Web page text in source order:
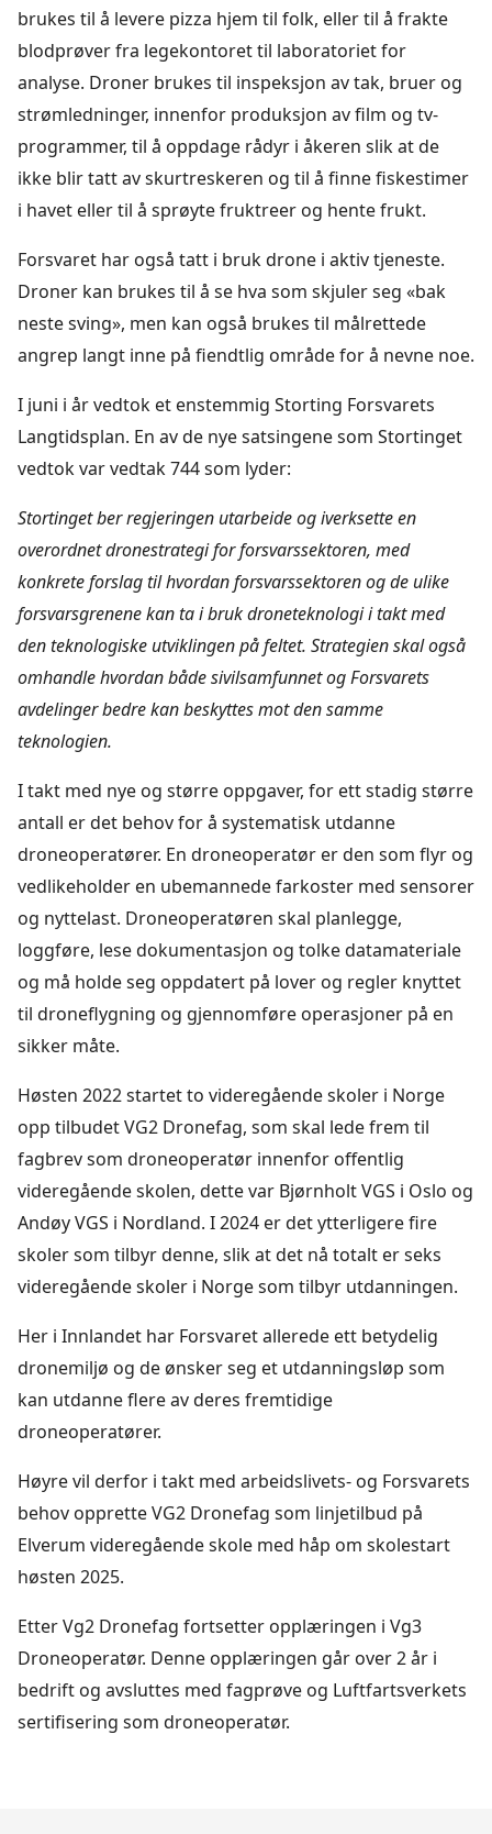
brukes til å levere pizza hjem til folk, eller til å frakte
blodprøver fra legekontoret til laboratoriet for
analyse. Droner brukes til inspeksjon av tak, bruer og
strømledninger, innenfor produksjon av film og tv-
programmer, til å oppdage rådyr i åkeren slik at de
ikke blir tatt av skurtreskeren og til å finne fiskestimer
i havet eller til å sprøyte fruktreer og hente frukt.
Forsvaret har også tatt i bruk drone i aktiv tjeneste.
Droner kan brukes til å se hva som skjuler seg «bak
neste sving», men kan også brukes til målrettede
angrep langt inne på fiendtlig område for å nevne noe.
I juni i år vedtok et enstemmig Storting Forsvarets
Langtidsplan. En av de nye satsingene som Stortinget
vedtok var vedtak 744 som lyder:
Stortinget ber regjeringen utarbeide og iverksette en
overordnet dronestrategi for forsvarssektoren, med
konkrete forslag til hvordan forsvarssektoren og de ulike
forsvarsgrenene kan ta i bruk droneteknologi i takt med
den teknologiske utviklingen på feltet. Strategien skal også
omhandle hvordan både sivilsamfunnet og Forsvarets
avdelinger bedre kan beskyttes mot den samme
teknologien.
I takt med nye og større oppgaver, for ett stadig større
antall er det behov for å systematisk utdanne
droneoperatører. En droneoperatør er den som flyr og
vedlikeholder en ubemannede farkoster med sensorer
og nyttelast. Droneoperatøren skal planlegge,
loggføre, lese dokumentasjon og tolke datamateriale
og må holde seg oppdatert på lover og regler knyttet
til droneflygning og gjennomføre operasjoner på en
sikker måte.
Høsten 2022 startet to videregående skoler i Norge
opp tilbudet VG2 Dronefag, som skal lede frem til
fagbrev som droneoperatør innenfor offentlig
videregående skolen, dette var Bjørnholt VGS i Oslo og
Andøy VGS i Nordland. I 2024 er det ytterligere fire
skoler som tilbyr denne, slik at det nå totalt er seks
videregående skoler i Norge som tilbyr utdanningen.
Her i Innlandet har Forsvaret allerede ett betydelig
dronemiljø og de ønsker seg et utdanningsløp som
kan utdanne flere av deres fremtidige
droneoperatører.
Høyre vil derfor i takt med arbeidslivets- og Forsvarets
behov opprette VG2 Dronefag som linjetilbud på
Elverum videregående skole med håp om skolestart
høsten 2025.
Etter Vg2 Dronefag fortsetter opplæringen i Vg3
Droneoperatør. Denne opplæringen går over 2 år i
bedrift og avsluttes med fagprøve og Luftfartsverkets
sertifisering som droneoperatør.